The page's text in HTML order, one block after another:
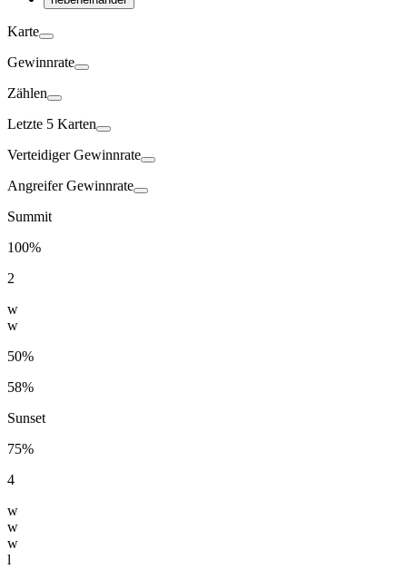
Karte
Gewinnrate
Zählen
Letzte 5 Karten
VerteidigerGewinnrate
AngreiferGewinnrate
Summit
100%
2
w
w
50%
58%
Sunset
75%
4
w
w
w
l